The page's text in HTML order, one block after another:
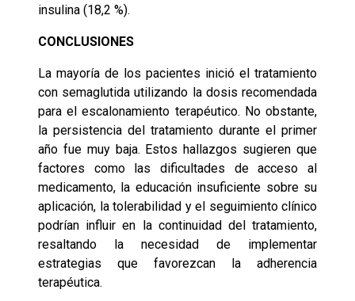
insulina (18,2 %).
CONCLUSIONES
La mayoría de los pacientes inició el tratamiento
con semaglutida utilizando la dosis recomendada
para el escalonamiento terapéutico. No obstante,
la persistencia del tratamiento durante el primer
año fue muy baja. Estos hallazgos sugieren que
factores como las dificultades de acceso al
medicamento, la educación insuficiente sobre su
aplicación, la tolerabilidad y el seguimiento clínico
podrían influir en la continuidad del tratamiento,
resaltando la necesidad de implementar
estrategias que favorezcan la adherencia
terapéutica.